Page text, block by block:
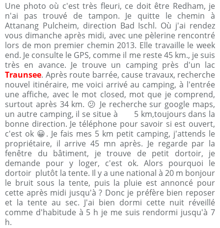
Une photo où c'est très fleuri, ce doit être Redham, je
n'ai pas trouvé de tampon. Je quitte le chemin à
Attanang Pulcheim, direction Bad Ischl. Où j'ai rendez
vous dimanche après midi, avec une pèlerine rencontré
lors de mon premier chemin 2013. Elle travaille le week
end. Je consulte le GPS, comme il me reste 45 km., je suis
très en avance. Je trouve un camping près d'un lac
Traunsee. Après route barrée, cause travaux, recherche
nouvel itinéraire, me voici arrivé au camping, à l'entrée
une affiche, avec le mot closed, mot que je comprend,
surtout après 34 km. 😕 Je recherche sur google maps,
un autre camping, il se situe à 5 km,toujours dans la
bonne direction. Je téléphone pour savoir si est ouvert,
c'est ok 😀. Je fais mes 5 km petit camping, j'attends le
propriétaire, il arrive 45 mn après. Je regarde par la
fenêtre du bâtiment, je trouve de petit dortoir, je
demande pour y loger, c'est ok. Alors pourquoi le
dortoir plutôt la tente. Il y a une national à 20 m bonjour
le bruit sous la tente, puis la pluie est annoncé pour
cette après midi jusqu'à ? Donc je préfère bien reposer
et la tente au sec. J'ai bien dormi cette nuit réveillé
comme d'habitude à 5 h je me suis rendormi jusqu'à 7
h.